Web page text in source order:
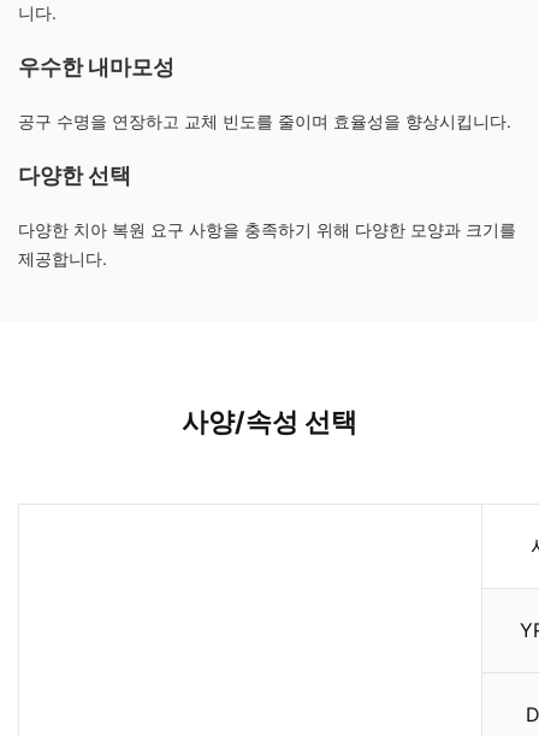
니다.
우수한 내마모성
공구 수명을 연장하고 교체 빈도를 줄이며 효율성을 향상시킵니다.
다양한 선택
다양한 치아 복원 요구 사항을 충족하기 위해 다양한 모양과 크기를
제공합니다.
사양/속성 선택